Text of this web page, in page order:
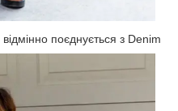
відмінно поєднується з Denim